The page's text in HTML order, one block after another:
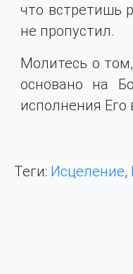
что встретишь
не пропустил.
Молитесь о
основано на
исполнения Его
Теги: Исцеление,